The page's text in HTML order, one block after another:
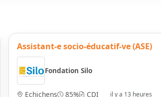
Assistant-e socio-éducatif-ve (ASE)
Fondation Silo
Echichens 85% CDI il y a 13 heures